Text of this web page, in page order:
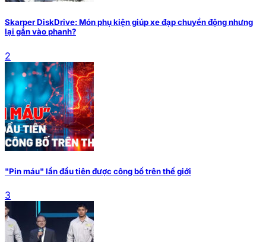
Skarper DiskDrive: Món phụ kiện giúp xe đạp chuyển động nhưng
lại gắn vào phanh?
2
"Pin máu" lần đầu tiên được công bố trên thế giới
3